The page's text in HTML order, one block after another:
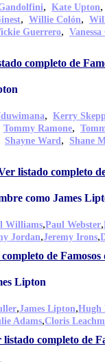
, Kate Upton,
, Willie Colón,
Guerrero,
completo de
, Kerry
Tommy Ramone,
Shayne Ward, Shane
listado completo
como James
Williams,Paul Webster,
Jordan,Jeremy Irons,
de
Lipton
,James Lipton,Hugh
Adams,Cloris
listado completo de